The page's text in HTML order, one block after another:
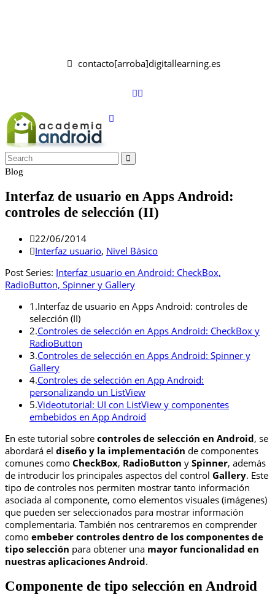
contacto[arroba]digitallearning.es
Blog
Interfaz de usuario en Apps Android:
controles de selección (II)
22/06/2014
Interfaz usuario, Nivel Básico
Post Series: Interfaz usuario en Android: CheckBox,
RadioButton, Spinner y Gallery
1.Interfaz de usuario en Apps Android: controles de
selección (II)
2.Controles de selección en Apps Android: CheckBox y
RadioButton
3.Controles de selección en Apps Android: Spinner y
Gallery
4.Controles de selección en App Android:
personalizando un ListView
5.Videotutorial: UI con ListView y componentes
embebidos en App Android
En este tutorial sobre controles de selección en Android, se
abordará el diseño y la implementación de componentes
comunes como CheckBox, RadioButton y Spinner, además
de introducir los principales aspectos del control Gallery. Este
tipo de controles nos permiten mostrar tanto información
asociada al componente, como elementos visuales (imágenes)
que pueden ser seleccionados para mostrar información
complementaria. También nos centraremos en comprender
como embeber controles dentro de los componentes de
tipo selección para obtener una mayor funcionalidad en
nuestras aplicaciones Android.
Componente de tipo selección en Android